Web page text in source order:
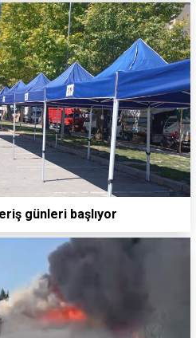
günleri başlıyor